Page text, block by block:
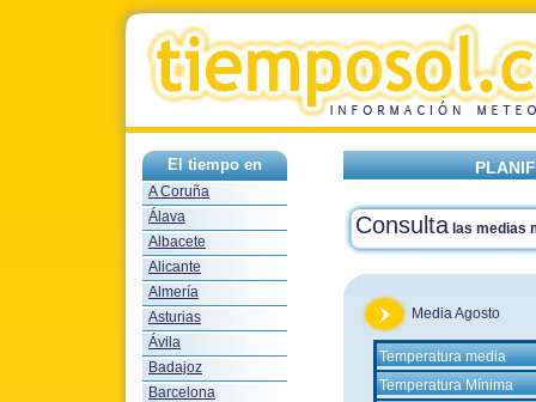
El tiempo en
A Coruña
Álava
Albacete
Alicante
Almería
Asturias
Ávila
Badajoz
Barcelona
Consulta las medias
Media Agosto
Temperatura media
Temperatura Mínima